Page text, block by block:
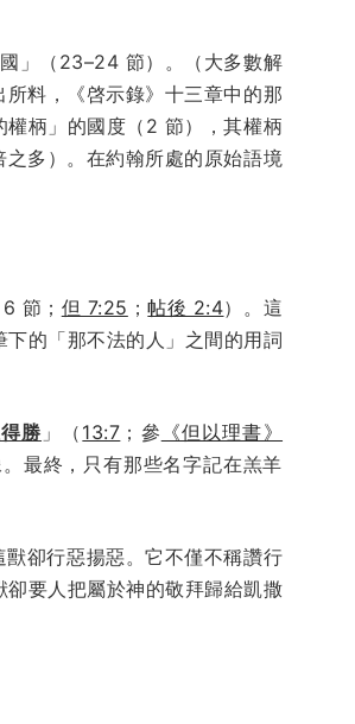
」（23–24 節）。（大多數解
料，《啓示錄》十三章中的那
柄」的國度（2 節），其權柄
多）。在約翰所處的原始語境
節； 但 7:25 ；帖後 2:4）。這
的「那不法的人」之間的用詞
勝 」（ 13:7 ；參 《但以理書》
最終，只有那些名字記在羔羊
卻行惡揚惡。它不僅不稱讚行
要人把屬於神的敬拜歸給凱撒